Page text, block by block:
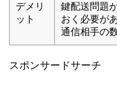
デメリ
ット
鍵配送問題
おく必要が
通信相手の
スポンサードサーチ